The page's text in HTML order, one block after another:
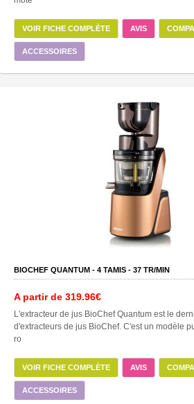
VOIR FICHE COMPLÈTE AVIS
ACCESSOIRES
BIOCHEF QUANTUM - 4 TAMIS - 37 TR/MIN
A partir de 319.96€
L'extracteur de jus BioChef Quantum est le
d'extracteurs de jus BioChef. C'est un modèle
ro
VOIR FICHE COMPLÈTE AVIS
ACCESSOIRES